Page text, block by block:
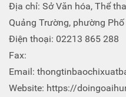
Địa chỉ: Sở Văn hóa, Thể
Quảng Trường, phường
Điện thoại: 02213 865 288
Fax:
Email:
Website: https://